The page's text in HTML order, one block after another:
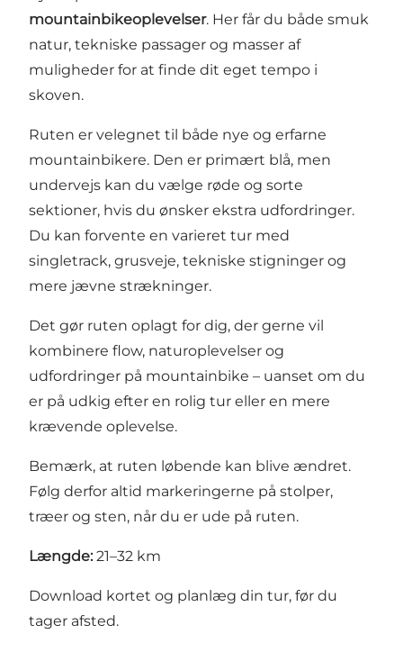
mountainbikeoplevelser. Her får du både smuk
natur, tekniske passager og masser af
muligheder for at finde dit eget tempo i
skoven.
Ruten er velegnet til både nye og erfarne
mountainbikere. Den er primært blå, men
undervejs kan du vælge røde og sorte
sektioner, hvis du ønsker ekstra udfordringer.
Du kan forvente en varieret tur med
singletrack, grusveje, tekniske stigninger og
mere jævne strækninger.
Det gør ruten oplagt for dig, der gerne vil
kombinere flow, naturoplevelser og
udfordringer på mountainbike – uanset om du
er på udkig efter en rolig tur eller en mere
krævende oplevelse.
Bemærk, at ruten løbende kan blive ændret.
Følg derfor altid markeringerne på stolper,
træer og sten, når du er ude på ruten.
Længde: 21–32 km
Download kortet og planlæg din tur, før du
tager afsted.